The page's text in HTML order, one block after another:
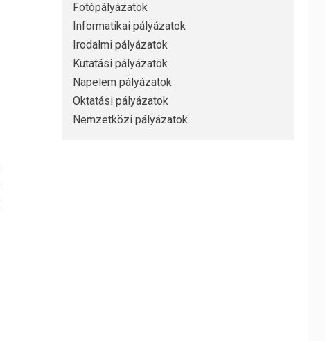
Fotópályázatok
Informatikai pályázatok
Irodalmi pályázatok
Kutatási pályázatok
Napelem pályázatok
Oktatási pályázatok
Nemzetközi pályázatok